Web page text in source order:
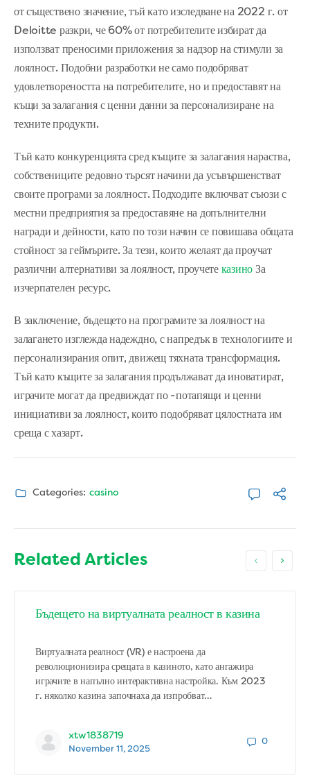
от съществено значение, тъй като изследване на 2022 г. от
Deloitte разкри, че 60% от потребителите избират да
използват преносими приложения за надзор на стимули за
лоялност. Подобни разработки не само подобряват
удовлетвореността на потребителите, но и предоставят на
къщи за залагания с ценни данни за персонализиране на
техните продукти.
Тъй като конкуренцията сред къщите за залагания нараства,
собствениците редовно търсят начини да усъвършенстват
своите програми за лоялност. Подходите включват съюзи с
местни предприятия за предоставяне на допълнителни
награди и дейности, като по този начин се повишава общата
стойност за геймърите. За тези, които желаят да проучат
различни алтернативи за лоялност, проучете казино За
изчерпателен ресурс.
В заключение, бъдещето на програмите за лоялност на
залагането изглежда надеждно, с напредък в технологиите и
персонализирания опит, движещ тяхната трансформация.
Тъй като къщите за залагания продължават да иноватират,
играчите могат да предвиждат по -потапящи и ценни
инициативи за лоялност, които подобряват цялостната им
среща с хазарт.
Categories: casino
Related Articles
Бъдещето на виртуалната реалност в казина
Виртуалната реалност (VR) е настроена да
революционизира срещата в казиното, като ангажира
играчите в напълно интерактивна настройка. Към 2023
г. няколко казина започнаха да изпробват…
xtw1838719
November 11, 2025
0